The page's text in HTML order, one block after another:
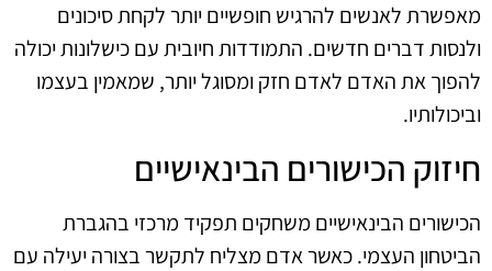
מאפשרת לאנשים להרגיש חופשיים יותר לקחת סיכונים
ולנסות דברים חדשים. התמודדות חיובית עם כישלונות יכולה
להפוך את האדם לאדם חזק ומסוגל יותר, שמאמין בעצמו
וביכולותיו.
חיזוק הכישורים הבינאישיים
הכישורים הבינאישיים משחקים תפקיד מרכזי בהגברת
הביטחון העצמי. כאשר אדם מצליח לתקשר בצורה יעילה עם